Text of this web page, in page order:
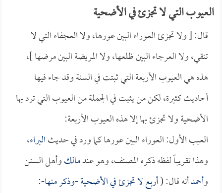
العيوب التي لا تجزئ في الأضحية
قال: [ ولا تجزئ العوراء البين عورها، ولا العجفاء التي لا
تنقي، ولا العرجاء البين ظلعها، ولا المريضة البين مرضها ]،
هذه هي العيوب الأربعة التي ثبتت في السنة وقد جاء فيها
أحاديث كثيرة، لكن من يثبت في الجملة من العيوب التي ترد بها
الأضحية ولا تجزئ بها إلا هذه العيوب الأربعة:
العيب الأول: العوراء البين عورها كما ورد في حديثالبراء،
وهذا تقريباً لفظه ذكره المصنف، وهو عندمالكوأهل السنن
وأحمدأنه قال: (أربع لا تجزئ في الأضحية -وذكر منها-: